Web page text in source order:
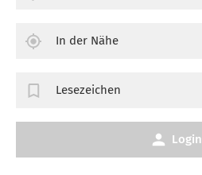
In der Nähe
Lesezeichen
Login